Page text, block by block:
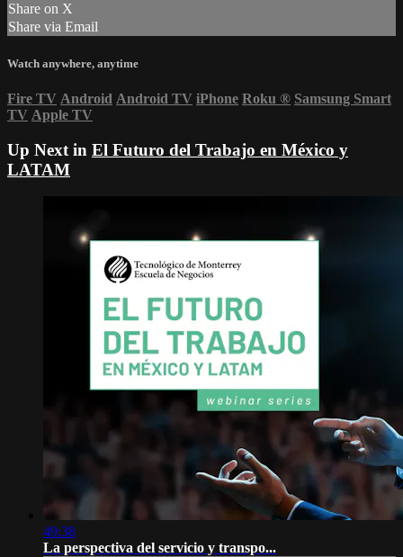
Share on X
Share via Email
Watch anywhere, anytime
Fire TV Android Android TV iPhone Roku ® Samsung Smart
TV Apple TV
Up Next in El Futuro del Trabajo en México y
LATAM
49:38
La perspectiva del servicio y transpo...